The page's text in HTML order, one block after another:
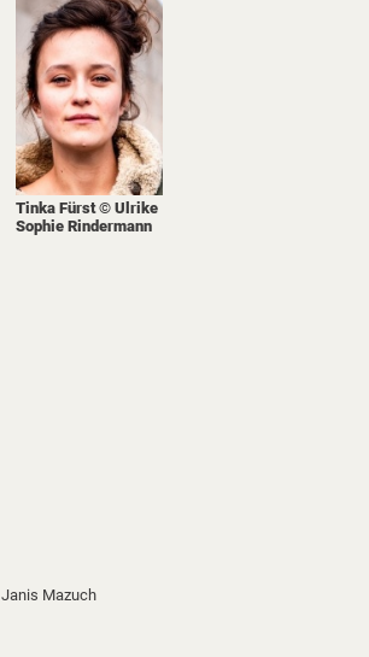
Tinka Fürst © Ulrike
Sophie Rindermann
Janis Mazuch